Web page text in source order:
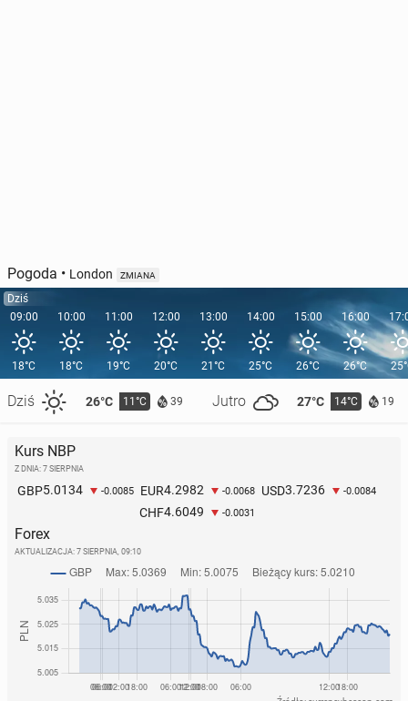
Pogoda • London ZMIANA
Dziś
09:00
18°C
Dziś 26°C 11°C 39 Jutro 27°C 14°C 19
10:00
18°C
11:00
19°C
12:00
20°C
13:00
21°C
14:00
25°C
15:00
26°C
16:00
26°C
Kurs NBP
Z DNIA: 7 SIERPNIA
GBP5.0134 -0.0085 EUR4.2982 -0.0068 USD3.7236 -0.0084
CHF4.6049 -0.0031
Forex
AKTUALIZACJA: 7 SIERPNIA, 09:10